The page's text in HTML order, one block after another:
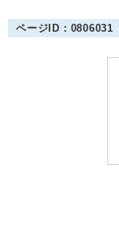
ページID：0806031